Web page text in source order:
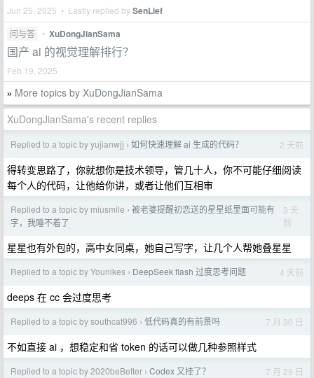
Jun 25, 2025 • Lastly replied bySenLief
问与答 • XuDongJianSama
国产 ai 的视觉理解排行？
Feb 19, 2025
» More topics by XuDongJianSama
XuDongJianSama's recent replies
Replied to a topic by yujianwjj › 如何快速理解 ai 生成的代码？ 2 天前
得转变思路了，你就想你是技术领导，管几十人，你不可能仔细阅读
每个人的代码，让他给你讲，或者让他们互相审
Replied to a topic by miusmile › 被老婆提醒初恋送的星星纸里面可能有
字，我睡不着了
3 天
前
星星也有外包的，高中女同桌，她自己写字，让几个人帮她叠星星
Replied to a topic by Younikes › DeepSeek flash 过度思考问题 4 天前
deeps 在 cc 会过度思考
Replied to a topic by southcat996 › 低代码真的有前景吗 7 月 30 日
不如直接 ai ，想稳定和省 token 的话可以做几种参照样式
Replied to a topic by 2020beBetter › Codex 又挂了？ 7 月 29 日